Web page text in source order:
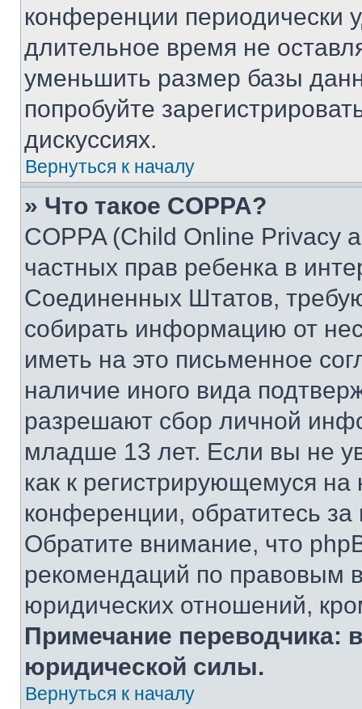
конференции периодически
длительное время не
уменьшить размер базы
попробуйте
дискуссиях.
Вернуться к началу
» Что такое COPPA?
COPPA (Child Online Privacy
частных прав ребенка в
Соединенных Штатов,
собирать информацию от
иметь на это письменное
наличие иного вида
разрешают сбор личной
младше 13 лет. Если вы не
как к регистрирующемуся
конференции, обратитесь
Обратите внимание, что
рекомендаций по правовым
юридических отношений,
Примечание переводчика:
юридической силы.
Вернуться к началу